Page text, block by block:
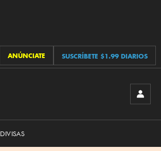
ANÚNCIATE SUSCRÍBETE $1.99 DIARIOS
DIVISAS